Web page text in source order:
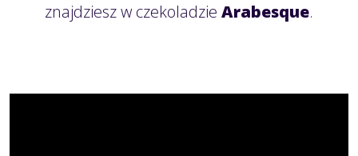
znajdziesz w czekoladzie Arabesque.